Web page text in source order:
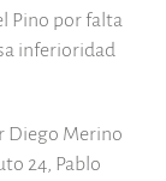
Pino por falta
inferioridad
Diego Merino
24, Pablo